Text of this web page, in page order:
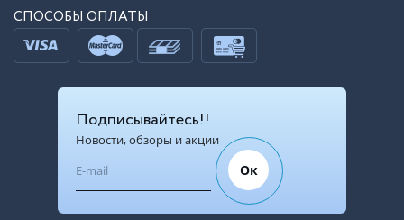
СПОСОБЫ ОПЛАТЫ
Подписывайтесь!!
Новости, обзоры и акции
Ок